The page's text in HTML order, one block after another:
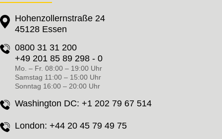
Hohenzollernstraße 24
45128 Essen
0800 31 31 200
+49 201 85 89 298 - 0
Mo. – Fr. 08:00 – 19:00 Uhr
Samstag 11:00 – 15:00 Uhr
Sonntag 16:00 – 20:00 Uhr
Washington DC: +1 202 79 67 514
London: +44 20 45 79 49 75